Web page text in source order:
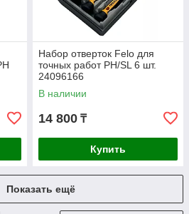
Набор отверток Felo для
точных работ PH/SL 6 шт.
24096166
В наличии
14 800 ₸
Купить
Показать ещё